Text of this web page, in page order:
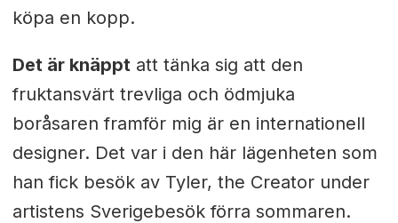
köpa en kopp.
Det är knäppt att tänka sig att den
fruktansvärt trevliga och ödmjuka
boråsaren framför mig är en internationell
designer. Det var i den här lägenheten som
han fick besök av Tyler, the Creator under
artistens Sverigebesök förra sommaren.